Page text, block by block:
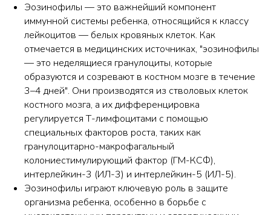
Эозинофилы — это важнейший компонент
иммунной системы ребенка, относящийся к классу
лейкоцитов — белых кровяных клеток. Как
отмечается в медицинских источниках, "эозинофилы
— это неделящиеся гранулоциты, которые
образуются и созревают в костном мозге в течение
3–4 дней". Они производятся из стволовых клеток
костного мозга, а их дифференцировка
регулируется Т-лимфоцитами с помощью
специальных факторов роста, таких как
гранулоцитарно-макрофагальный
колониестимулирующий фактор (ГМ-КСФ),
интерлейкин-3 (ИЛ-3) и интерлейкин-5 (ИЛ-5).​
Эозинофилы играют ключевую роль в защите
организма ребенка, особенно в борьбе с